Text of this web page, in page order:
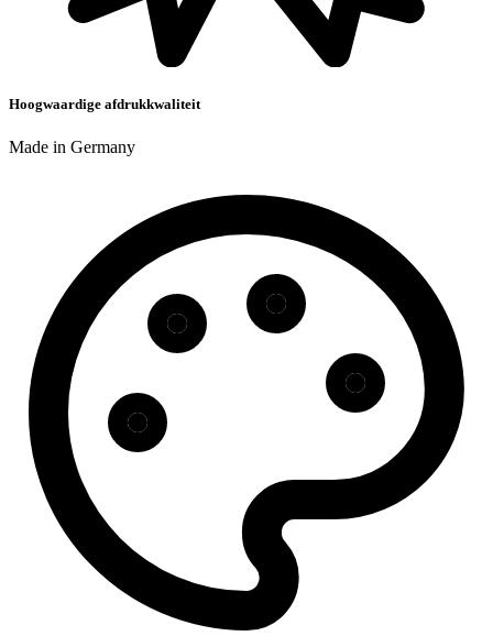
Hoogwaardige afdrukkwaliteit
Made in Germany